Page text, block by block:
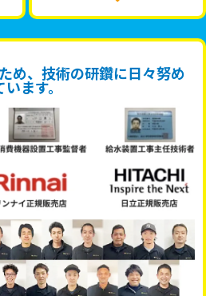
め、技術の研鑽に日々努め
います。